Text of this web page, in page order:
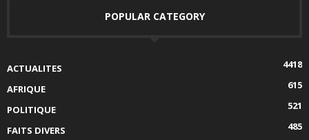
POPULAR CATEGORY
ACTUALITES
4418
AFRIQUE
615
POLITIQUE
521
FAITS DIVERS
485